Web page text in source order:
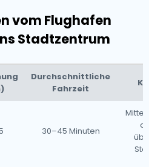
vom Flughafen
Stadtzentrum
Durchschnittliche
Fahrzeit
30–45 Minuten
Mittel